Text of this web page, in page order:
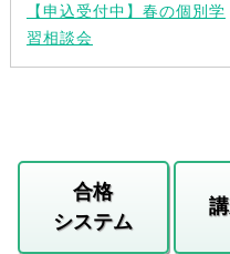
【申込受付中】春の個別学
習相談会
合格
システム